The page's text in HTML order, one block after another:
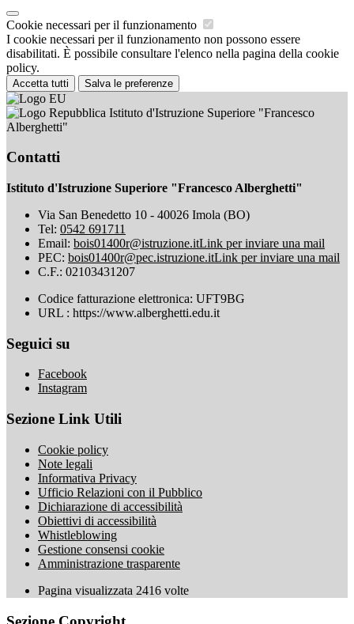
Cookie necessari per il funzionamento
I cookie necessari per il funzionamento non possono essere
disabilitati. È possibile consultare l'elenco nella pagina della cookie
policy.
Accetta tutti Salva le preferenze
Istituto d'Istruzione Superiore "Francesco
Alberghetti"
Contatti
Istituto d'Istruzione Superiore "Francesco Alberghetti"
Via San Benedetto 10 - 40026 Imola (BO)
Tel: 0542 691711
Email: bois01400r@istruzione.itLink per inviare una mail
PEC: bois01400r@pec.istruzione.itLink per inviare una mail
C.F.: 02103431207
Codice fatturazione elettronica: UFT9BG
URL : https://www.alberghetti.edu.it
Seguici su
Facebook
Instagram
Sezione Link Utili
Cookie policy
Note legali
Informativa Privacy
Ufficio Relazioni con il Pubblico
Dichiarazione di accessibilità
Obiettivi di accessibilità
Whistleblowing
Gestione consensi cookie
Amministrazione trasparente
Pagina visualizzata 2416 volte